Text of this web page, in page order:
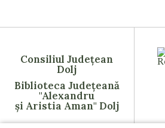
Consiliul Județean
Dolj
Biblioteca Județeană
"Alexandru
și Aristia Aman" Dolj